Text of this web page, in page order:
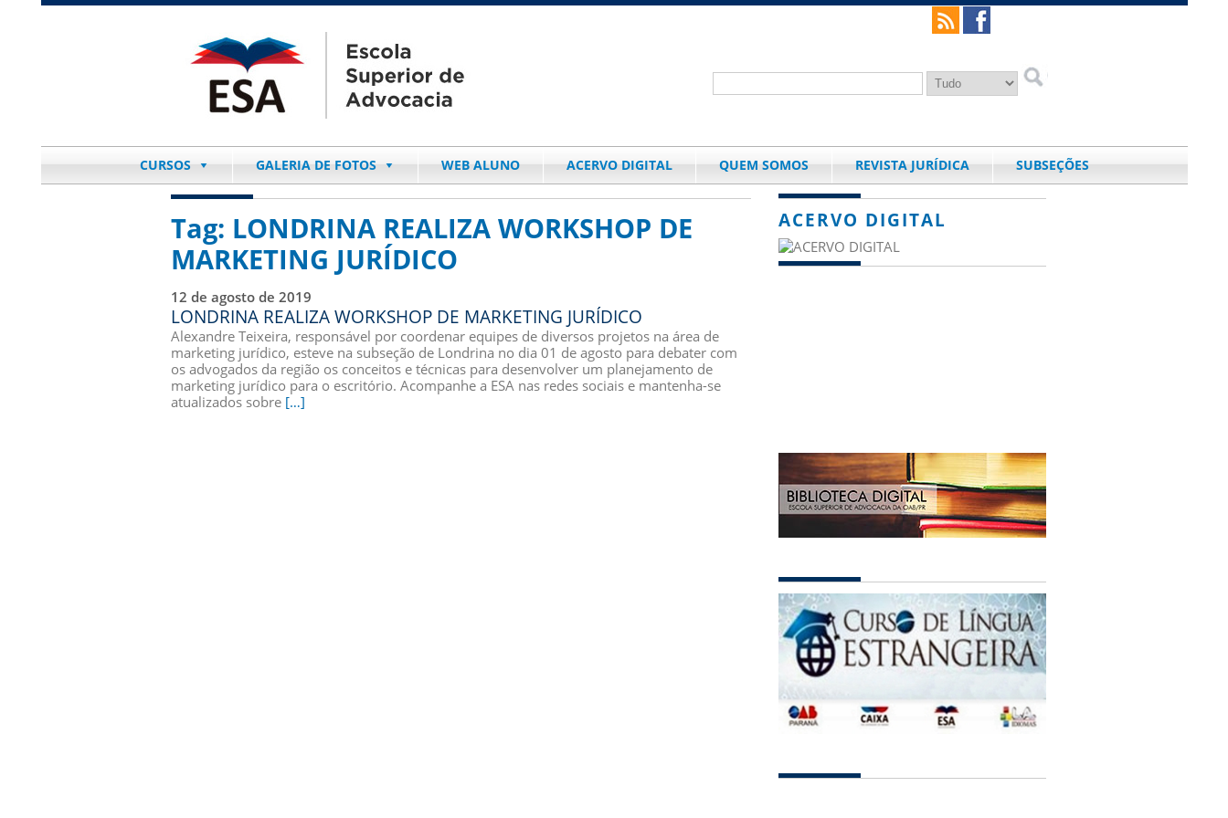
CURSOS GALERIA DE FOTOS WEB ALUNO ACERVO DIGITAL QUEM SOMOS REVISTA JURÍDICA SUBSEÇÕES
Tag: LONDRINA REALIZA WORKSHOP DE
MARKETING JURÍDICO
12 de agosto de 2019
LONDRINA REALIZA WORKSHOP DE MARKETING JURÍDICO
Alexandre Teixeira, responsável por coordenar equipes de diversos projetos na área de
marketing jurídico, esteve na subseção de Londrina no dia 01 de agosto para debater com
os advogados da região os conceitos e técnicas para desenvolver um planejamento de
marketing jurídico para o escritório. Acompanhe a ESA nas redes sociais e mantenha-se
atualizados sobre […]
ACERVO DIGITAL